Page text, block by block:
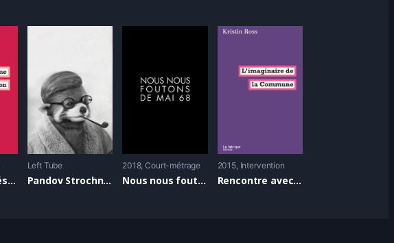
Ivan Segré présente “Judaïsme et révolution”
Left Tube
Pandov Strochnis )
2018 Court-métrage
Nous nous foutons de Mai 68
2015 Intervention
Rencontre avec Kristin Ross autour de “L’imaginaire de la Commune”